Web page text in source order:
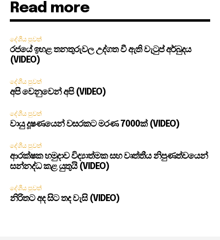
Read more
දේශීය පුවත්
රජයේ ඉහළ තනතුරුවල උද්ගත වී ඇති වැටුප් අර්බුදය
(VIDEO)
දේශීය පුවත්
අපි වෙනුවෙන් අපි (VIDEO)
දේශීය පුවත්
වායු දූෂණයෙන් වසරකට මරණ 7000ක් (VIDEO)
දේශීය පුවත්
ආරක්ෂක හමුදාව විද්‍යාත්මක සහ වෘත්තීය නිපුණත්වයෙන්
සන්නද්ධ කළ යුතුයි (VIDEO)
දේශීය පුවත්
නිරිතට අද සිට තද වැසි (VIDEO)